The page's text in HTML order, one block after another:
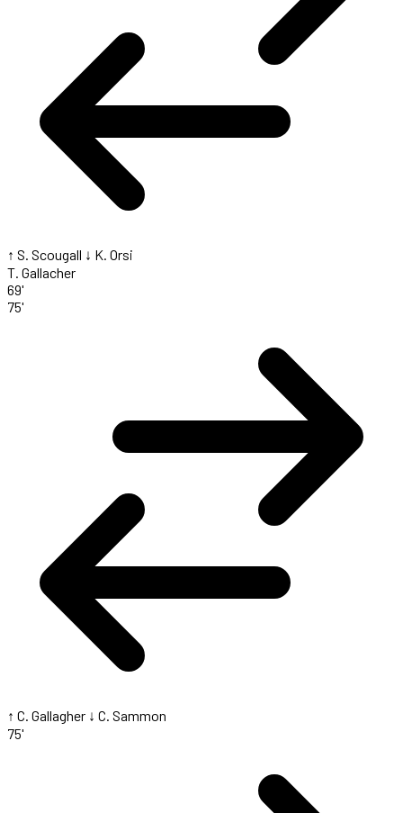
↑ S. Scougall ↓ K. Orsi
T. Gallacher
69'
75'
↑ C. Gallagher ↓ C. Sammon
75'